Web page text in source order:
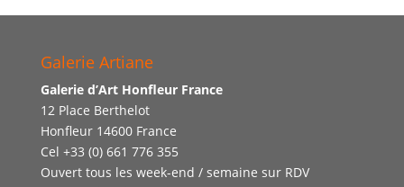
Galerie Artiane
Galerie d’Art Honfleur France
12 Place Berthelot
Honfleur 14600 France
Cel +33 (0) 661 776 355
Ouvert tous les week-end / semaine sur RDV